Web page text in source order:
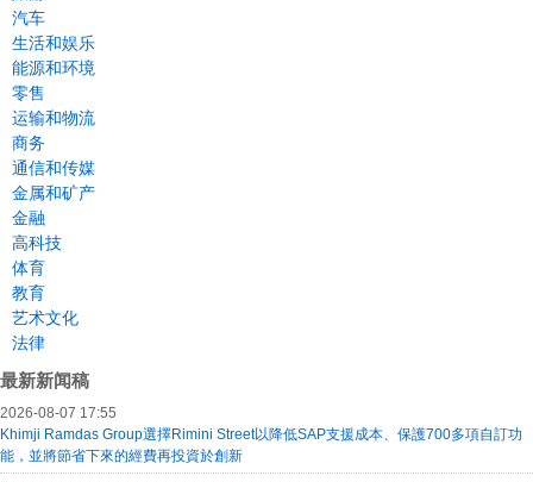
汽车
生活和娱乐
能源和环境
零售
运输和物流
商务
通信和传媒
金属和矿产
金融
高科技
体育
教育
艺术文化
法律
最新新闻稿
2026-08-07 17:55
Khimji Ramdas Group選擇Rimini Street以降低SAP支援成本、保護700多項自訂功
能，並將節省下來的經費再投資於創新